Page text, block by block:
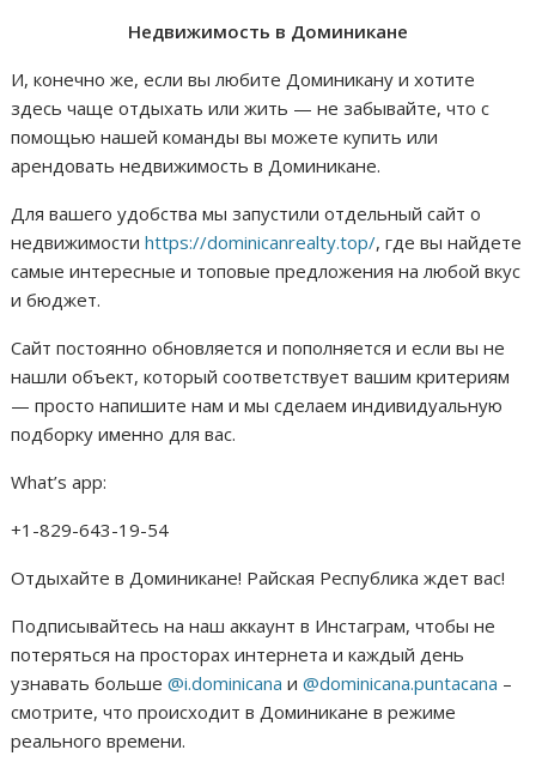
Недвижимость в Доминикане
И, конечно же, если вы любите Доминикану и хотите
здесь чаще отдыхать или жить — не забывайте, что с
помощью нашей команды вы можете купить или
арендовать недвижимость в Доминикане.
Для вашего удобства мы запустили отдельный сайт о
недвижимостиhttps://dominicanrealty.top/, где вы найдете
самые интересные и топовые предложения на любой вкус
и бюджет.
Сайт постоянно обновляется и пополняется и если вы не
нашли объект, который соответствует вашим критериям
— просто напишите нам и мы сделаем индивидуальную
подборку именно для вас.
What’s app:
+1-829-643-19-54
Отдыхайте в Доминикане! Райская Республика ждет вас!
Подписывайтесь на наш аккаунт в Инстаграм, чтобы не
потеряться на просторах интернета и каждый день
узнавать больше@i.dominicanaи@dominicana.puntacana –
смотрите, что происходит в Доминикане в режиме
реального времени.